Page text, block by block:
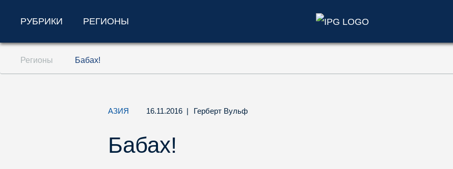
Перейти к содержанию (ключ доступа '1')
Перейти к поиску (ключ доступа '2')
РУБРИКИ РЕГИОНЫ
Регионы Бабах!
АЗИЯ 16.11.2016 | Герберт Вульф
Бабах!